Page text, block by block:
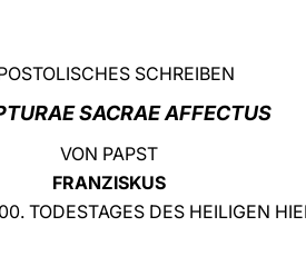
SCHREIBEN
SACRAE AFFECTUS
VON PAPST
FRANZISKUS
TODESTAGES DES HEILIGEN